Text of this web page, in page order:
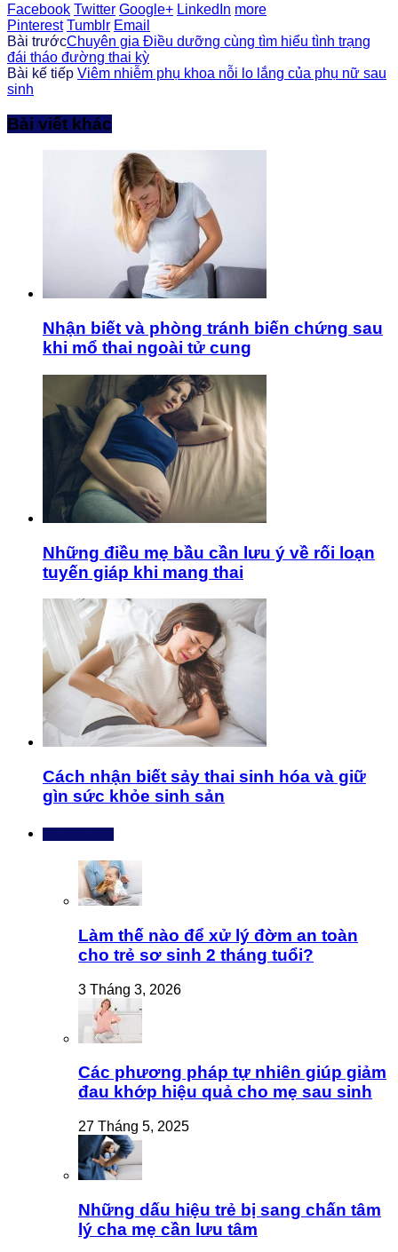
Facebook Twitter Google+ LinkedIn more
Pinterest Tumblr Email
Bài trướcChuyên gia Điều dưỡng cùng tìm hiểu tình trạng
đái tháo đường thai kỳ
Bài kế tiếp Viêm nhiễm phụ khoa nỗi lo lắng của phụ nữ sau
sinh
Bài viết khác
Nhận biết và phòng tránh biến chứng sau
khi mổ thai ngoài tử cung
Những điều mẹ bầu cần lưu ý về rối loạn
tuyến giáp khi mang thai
Cách nhận biết sảy thai sinh hóa và giữ
gìn sức khỏe sinh sản
Làm thế nào để xử lý đờm an toàn
cho trẻ sơ sinh 2 tháng tuổi?
3 Tháng 3, 2026
Các phương pháp tự nhiên giúp giảm
đau khớp hiệu quả cho mẹ sau sinh
27 Tháng 5, 2025
Những dấu hiệu trẻ bị sang chấn tâm
lý cha mẹ cần lưu tâm